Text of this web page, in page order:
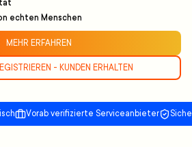
echten Menschen
MEHR ERFAHREN
- KUNDEN ERHALTEN
Vorab verifizierte Serviceanbieter